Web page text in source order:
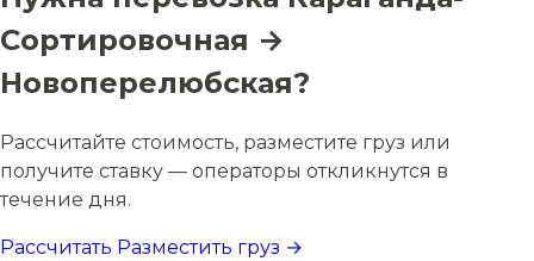
Сортировочная →
Новоперелюбская?
Рассчитайте стоимость, разместите груз или
получите ставку — операторы откликнутся в
течение дня.
Рассчитать Разместить груз →